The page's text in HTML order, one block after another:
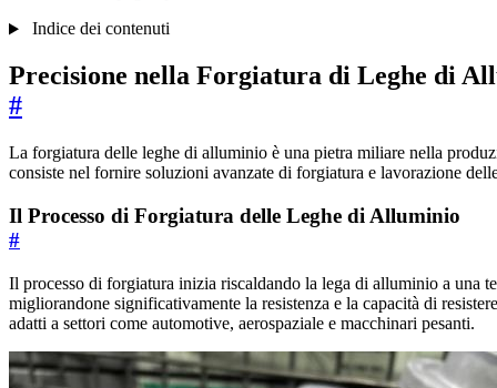
Indice dei contenuti
Precisione nella Forgiatura di Leghe di
#
La forgiatura delle leghe di alluminio è una pietra miliare nella
consiste nel fornire soluzioni avanzate di forgiatura e lavorazione
Il Processo di Forgiatura delle Leghe di Alluminio
#
Il processo di forgiatura inizia riscaldando la lega di alluminio a una
migliorandone significativamente la resistenza e la capacità di
adatti a settori come automotive, aerospaziale e macchinari pesanti.